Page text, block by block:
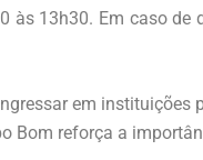
às 13h30. Em caso de
em
Bom reforça a